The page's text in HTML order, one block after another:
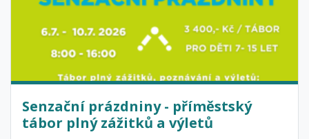
Senzační prázdniny - příměstský
tábor plný zážitků a výletů